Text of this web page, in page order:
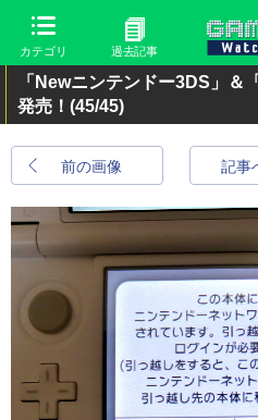
カテゴリ 過去記事
「Newニンテンドー3DS」＆
発売！ (45/45)
前の画像 記事